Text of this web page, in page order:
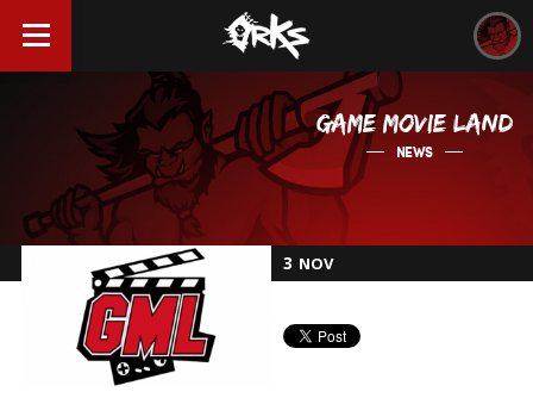
GAME MOVIE LAND
NEWS
3 NOV